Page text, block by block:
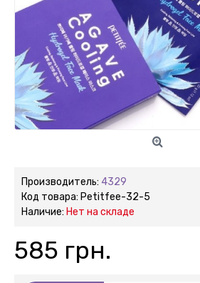
Производитель: 4329
Код товара: Petitfee-32-5
Наличие: Нет на складе
585 грн.